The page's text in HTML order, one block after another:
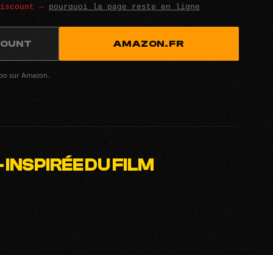
— pourquoi la page reste en ligne
AMAZON.FR
sur Amazon.
DU FILM